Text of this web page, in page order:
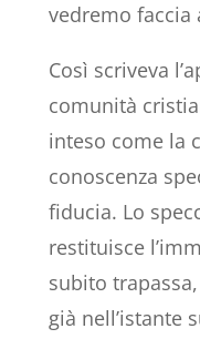
vedremo faccia
Così scriveva
comunità
inteso come la
conoscenza
fiducia. Lo
restituisce
subito
già nell’istante